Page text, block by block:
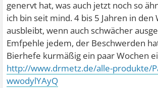
genervt hat, was auch jetzt noch so
ich bin seit mind. 4 bis 5 Jahren in den
ausbleibt, wenn auch schwächer
Emfpehle jedem, der Beschwerden
Bierhefe kurmäßig ein paar Wochen
http://www.drmetz.de/alle-produkte/
wwodylYAyQ